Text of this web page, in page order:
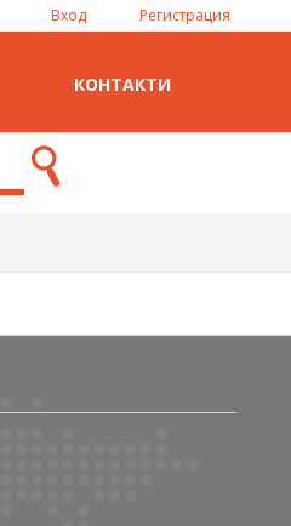
Вход Регистрация
КОНТАКТИ